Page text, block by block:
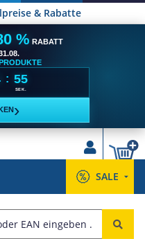
& Rabatte
% RABATT
: 55
SEK.
›
SALE